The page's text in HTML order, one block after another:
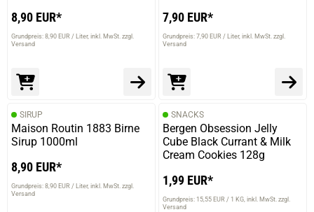
8,90 EUR*
Grundpreis: 8,90 EUR / Liter inkl. MwSt. zzgl.
Versand
7,90 EUR*
Grundpreis: 7,90 EUR / Liter inkl. MwSt. zzgl.
Versand
SIRUP
Maison Routin 1883 Birne
Sirup 1000ml
8,90 EUR*
Grundpreis: 8,90 EUR / Liter inkl. MwSt. zzgl.
Versand
SNACKS
Bergen Obsession Jelly
Cube Black Currant & Milk
Cream Cookies 128g
1,99 EUR*
Grundpreis: 15,55 EUR / 1 KG inkl. MwSt. zzgl.
Versand